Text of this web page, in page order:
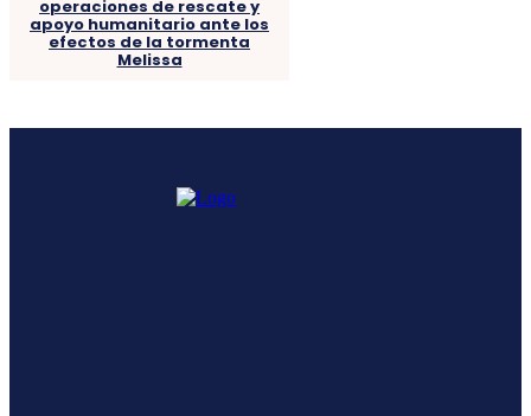
operaciones de rescate y
apoyo humanitario ante los
efectos de la tormenta
Melissa